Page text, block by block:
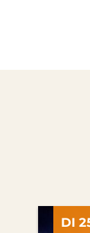
DI